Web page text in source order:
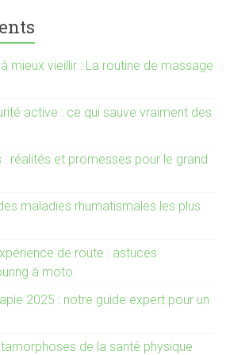
mieux vieillir : La routine de massage
active : ce qui sauve vraiment des
réalités et promesses pour le grand
maladies rhumatismales les plus
de route : astuces
à moto
2025 : notre guide expert pour un
de la santé physique